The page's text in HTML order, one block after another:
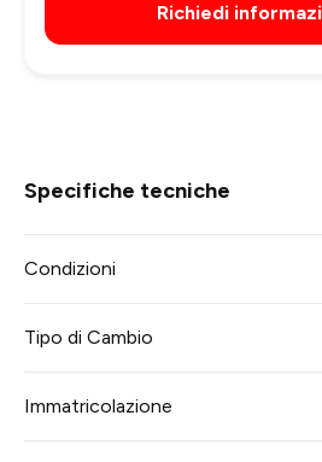
Richiedi
Specifiche tecniche
Condizioni
Tipo di Cambio
Immatricolazione